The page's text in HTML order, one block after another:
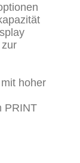
hoher
PRINT